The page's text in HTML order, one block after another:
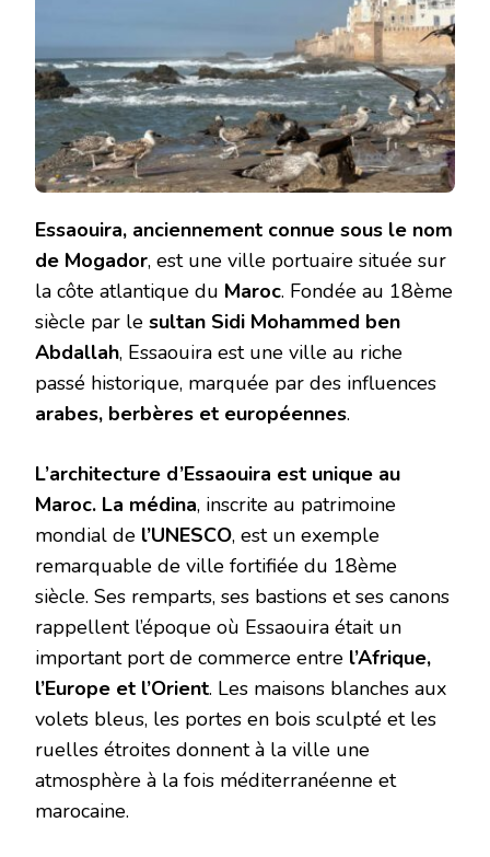
Essaouira, anciennement connue sous le nom
de Mogador, est une ville portuaire située sur
la côte atlantique du Maroc. Fondée au 18ème
siècle par le sultan Sidi Mohammed ben
Abdallah, Essaouira est une ville au riche
passé historique, marquée par des influences
arabes, berbères et européennes.
L’architecture d’Essaouira est unique au
Maroc. La médina, inscrite au patrimoine
mondial de l’UNESCO, est un exemple
remarquable de ville fortifiée du 18ème
siècle. Ses remparts, ses bastions et ses canons
rappellent l’époque où Essaouira était un
important port de commerce entre l’Afrique,
l’Europe et l’Orient. Les maisons blanches aux
volets bleus, les portes en bois sculpté et les
ruelles étroites donnent à la ville une
atmosphère à la fois méditerranéenne et
marocaine.